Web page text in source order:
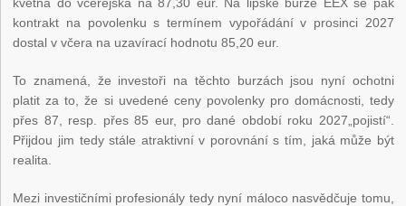
května do včerejška na 87,30 eur. Na lipské burze EEX se pak
kontrakt na povolenku s termínem vypořádání v prosinci 2027
dostal v včera na uzavírací hodnotu 85,20 eur.
To znamená, že investoři na těchto burzách jsou nyní ochotni
platit za to, že si uvedené ceny povolenky pro domácnosti, tedy
přes 87, resp. přes 85 eur, pro dané období roku 2027„pojistí“.
Přijdou jim tedy stále atraktivní v porovnání s tím, jaká může být
realita.
Mezi investičními profesionály tedy nyní máloco nasvědčuje tomu,